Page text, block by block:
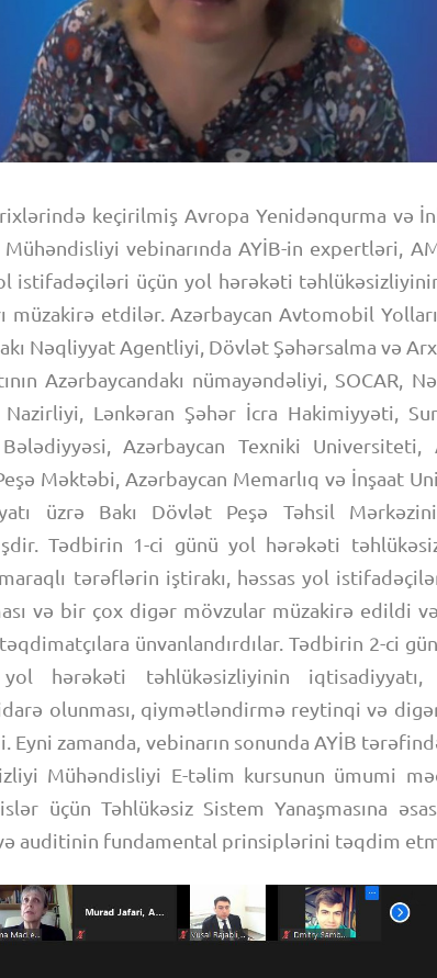
keçirilmiş Avropa Yenidənqurma və
vebinarında AYİB-in expertləri,
istifadəçiləri üçün yol hərəkəti
müzakirə etdilər. Azərbaycan Avtomobil
Nəqliyyat Agentliyi, Dövlət Şəhərsalma və
Azərbaycandakı nümayəndəliyi, SOCAR,
Lənkəran Şəhər İcra Hakimiyyəti,
Azərbaycan Texniki Universiteti,
Məktəbi, Azərbaycan Memarlıq və İnşaat
üzrə Bakı Dövlət Peşə Təhsil
Tədbirin 1-ci günü yol hərəkəti
tərəflərin iştirakı, həssas yol
və bir çox digər mövzular müzakirə edildi
ünvanlandırdılar. Tədbirin 2-ci
hərəkəti təhlükəsizliyinin
olunması, qiymətləndirmə reytinqi və
Eyni zamanda, vebinarın sonunda AYİB
Mühəndisliyi E-təlim kursunun ümumi
üçün Təhlükəsiz Sistem Yanaşmasına
auditinin fundamental prinsiplərini təqdim